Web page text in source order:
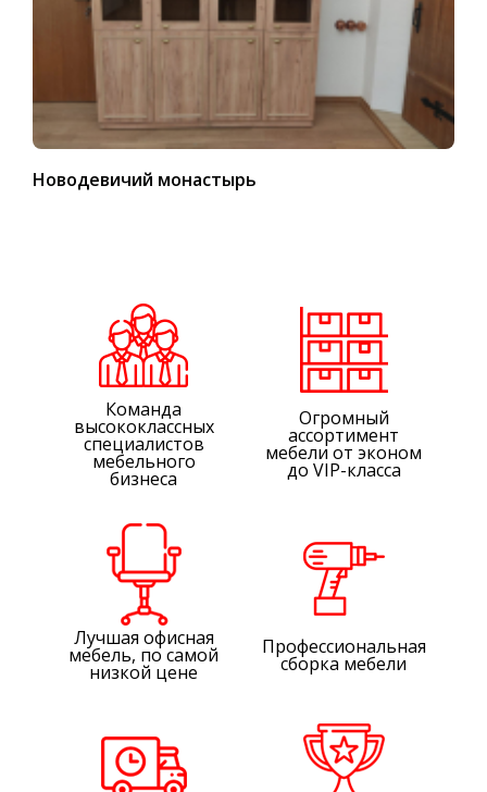
Новодевичий монастырь
Команда
высококлассных
специалистов
мебельного
бизнеса
Огромный
ассортимент
мебели от эконом
до VIP-класса
Лучшая офисная
мебель, по самой
низкой цене
Профессиональная
сборка мебели